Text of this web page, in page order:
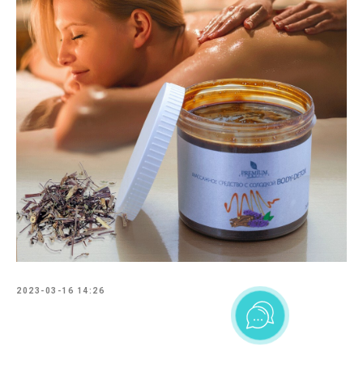
2023-03-16 14:26